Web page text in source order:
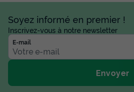
36m² 6
Animaux autorisés * Cafetière
Salon de jardin
+ 2
MOBILHOME 6 personnes -
Soyez informé en premier !
Inscrivez-vous à notre newsletter
E-mail
Envoyer